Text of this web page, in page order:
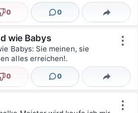
Nicht lustig
0 0
Kommentare Teilen
⋮
wie Babys
Babys: Sie meinen, sie
alles erreichen!.
Nicht lustig
0 0
Kommentare Teilen
⋮